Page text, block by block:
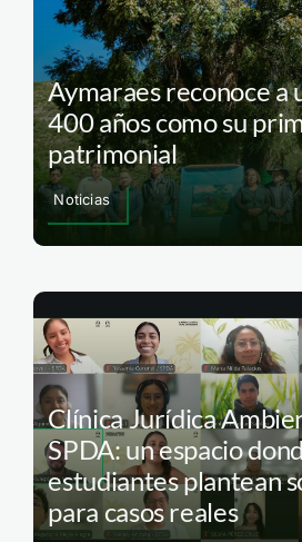
Aymaraes reconoce a
400 años como su
patrimonial
Noticias
Clínica Jurídica
SPDA: un espacio
estudiantes plantean
para casos reales